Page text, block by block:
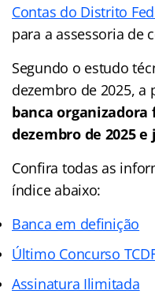
Contas do Distrito
para a assessoria de
Segundo o estudo
dezembro de 2025, a
banca
dezembro de 2025 e
Confira todas as
índice abaixo:
Banca em definição
Último Concurso
Assinatura Ilimitada